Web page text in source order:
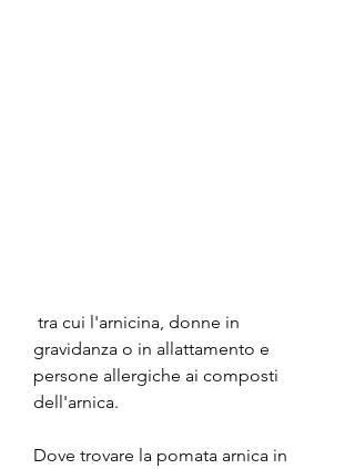
gravidanza o in allattamento e
persone allergiche ai composti
dell'arnica.
Dove trovare la pomata arnica in